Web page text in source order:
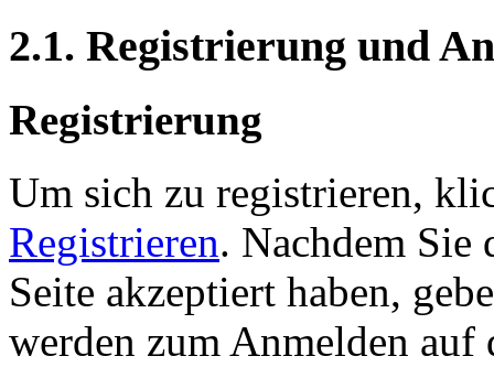
2.1. Registrierung und
Registrierung
Um sich zu registrieren,
Registrieren. Nachdem Sie
Seite akzeptiert haben,
werden zum Anmelden auf